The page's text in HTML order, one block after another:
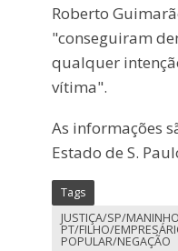
Roberto
"conseguiram
qualquer
vítima".
As informações
Estado de S.
Tags
JUSTIÇA/SP/
PT/FILHO/
POPULAR/NEGAÇÃO